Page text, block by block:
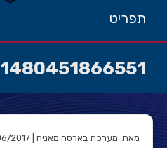
תפריט
1480451866551
מאת: מערכת בארסה מאניה | 13/06/2017 | קטגוריה: